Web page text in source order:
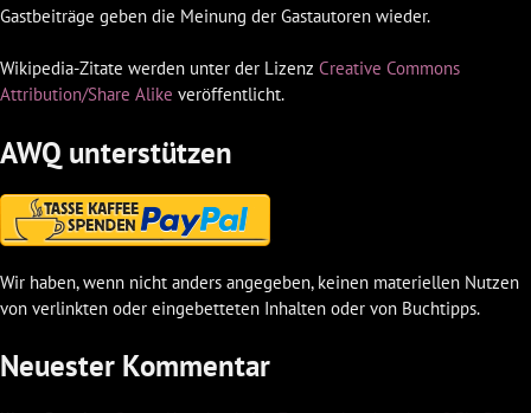
Gastbeiträge geben die Meinung der Gastautoren wieder.
Wikipedia-Zitate werden unter der Lizenz Creative Commons
Attribution/Share Alike veröffentlicht.
AWQ unterstützen
Wir haben, wenn nicht anders angegeben, keinen materiellen Nutzen
von verlinkten oder eingebetteten Inhalten oder von Buchtipps.
Neuester Kommentar